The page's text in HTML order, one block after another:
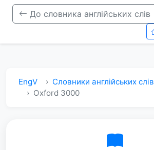
До словника англійських слів
EngV
Словники англійських слів
Oxford 3000